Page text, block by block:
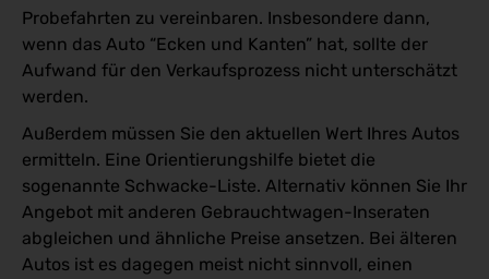
Probefahrten zu vereinbaren. Insbesondere dann,
wenn das Auto “Ecken und Kanten” hat, sollte der
Aufwand für den Verkaufsprozess nicht unterschätzt
werden.
Außerdem müssen Sie den aktuellen Wert Ihres Autos
ermitteln. Eine Orientierungshilfe bietet die
sogenannte Schwacke-Liste. Alternativ können Sie Ihr
Angebot mit anderen Gebrauchtwagen-Inseraten
abgleichen und ähnliche Preise ansetzen. Bei älteren
Autos ist es dagegen meist nicht sinnvoll, einen